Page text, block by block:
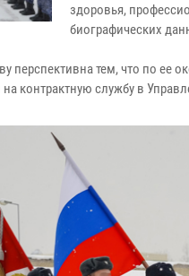
здоровья,
биографических
тем, что по ее
контрактную службу в